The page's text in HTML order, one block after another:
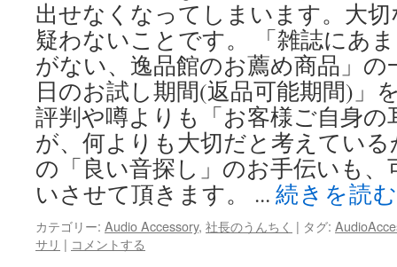
出せなくなってしまいます。大
疑わないことです。 「雑誌にあ
がない、逸品館のお薦め商品」の
日のお試し期間(返品可能期間)」
評判や噂よりも「お客様ご自身
が、何よりも大切だと考えてい
の「良い音探し」のお手伝いも
いさせて頂きます。 ... 続きを読む
カテゴリー: Audio Accessory, 社長のうんちく | タグ:
サリ | コメントする